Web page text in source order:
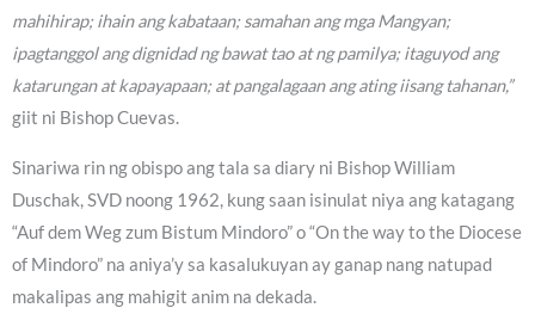
mahihirap; ihain ang kabataan; samahan ang mga Mangyan;
ipagtanggol ang dignidad ng bawat tao at ng pamilya; itaguyod ang
katarungan at kapayapaan; at pangalagaan ang ating iisang tahanan,”
giit ni Bishop Cuevas.
Sinariwa rin ng obispo ang tala sa diary ni Bishop William
Duschak, SVD noong 1962, kung saan isinulat niya ang katagang
“Auf dem Weg zum Bistum Mindoro” o “On the way to the Diocese
of Mindoro” na aniya’y sa kasalukuyan ay ganap nang natupad
makalipas ang mahigit anim na dekada.